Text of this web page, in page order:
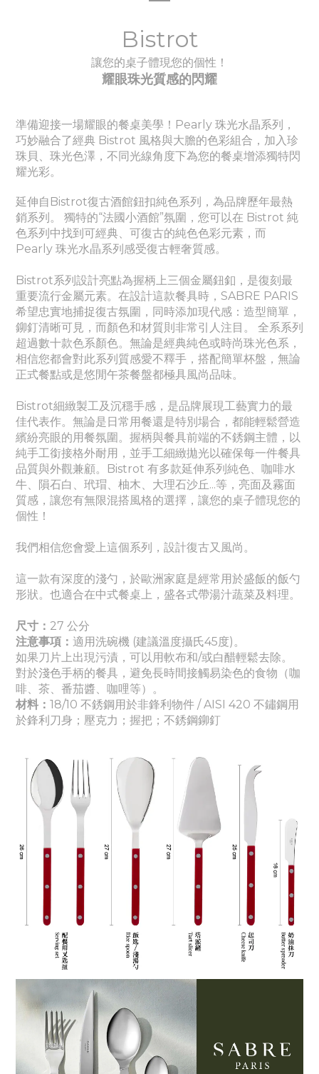
Bistrot
讓您的桌子體現您的個性！
耀眼珠光質感的閃耀
準備迎接一場耀眼的餐桌美學！Pearly 珠光水晶系列，
巧妙融合了經典 Bistrot 風格與大膽的色彩組合，加入珍
珠貝、珠光色澤，不同光線角度下為您的餐桌增添獨特閃
耀光彩。
延伸自Bistrot復古酒館鈕扣純色系列，為品牌歷年最熱
銷系列。 獨特的“法國小酒館”氛圍，您可以在 Bistrot 純
色系列中找到可經典、 可復古的純色色彩元素，而
Pearly 珠光水晶系列感受復古輕奢質感。
Bistrot系列設計亮點為握柄上三個金屬鈕釦，是復刻最
重要流行金屬元素。 在設計這款餐具時，SABRE PARIS
希望忠實地捕捉復古氛圍，同時添加現代感：造型簡單，
鉚釘清晰可見，而顏色和材質則非常引人注目。 全系系列
超過數十款色系顏色。無論是經典純色或時尚珠光色系，
相信您都會對此系列質感愛不釋手，搭配簡單杯盤，無論
正式餐點或是悠閒午茶餐盤都極具風尚品味。
Bistrot細緻製工及沉穩手感，是品牌展現工藝實力的最
佳代表作。 無論是日常用餐還是特別場合，都能輕鬆營造
繽紛亮眼的用餐氛圍。 握柄與餐具前端的不銹鋼主體，以
純手工銜接格外耐用，並手工細緻拋光以確保每一件餐具
品質與外觀兼顧。Bistrot 有多款延伸系列純色、 咖啡水
牛、隕石白、玳瑁、柚木、大理石沙丘...等，亮面及霧面
質感 ，讓您有無限混搭風格的選擇，讓您的桌子體現您的
個性！
我們相信您會愛上這個系列，設計復古又風尚。
這一款有深度的淺勺，於歐洲家庭是經常用於盛飯的飯勺
形狀。也適合在中式餐桌上，盛各式帶湯汁蔬菜及料理。
尺寸： 27 公分
注意事項： 適用洗碗機 (建議溫度攝氏45度)。
如果刀片上出現污漬，可以用軟布和/或白醋輕鬆去除。
對於淺色手柄的餐具，避免長時間接觸易染色的食物（咖
啡、茶、番茄醬、咖哩等）。
材料： 18/10 不銹鋼用於非鋒利物件 / AISI 420 不鏽鋼用
於鋒利刀身 ；壓克力 ；握把 ； 不銹鋼鉚釘